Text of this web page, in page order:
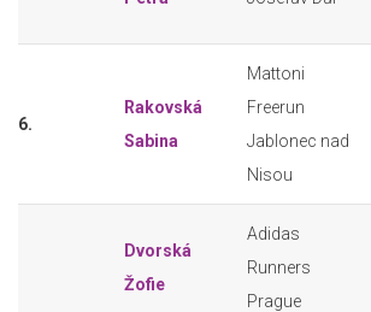
6.
Rakovská
Sabina
Mattoni
Freerun
Jablonec nad
Nisou
Dvorská
Žofie
Adidas
Runners
Prague